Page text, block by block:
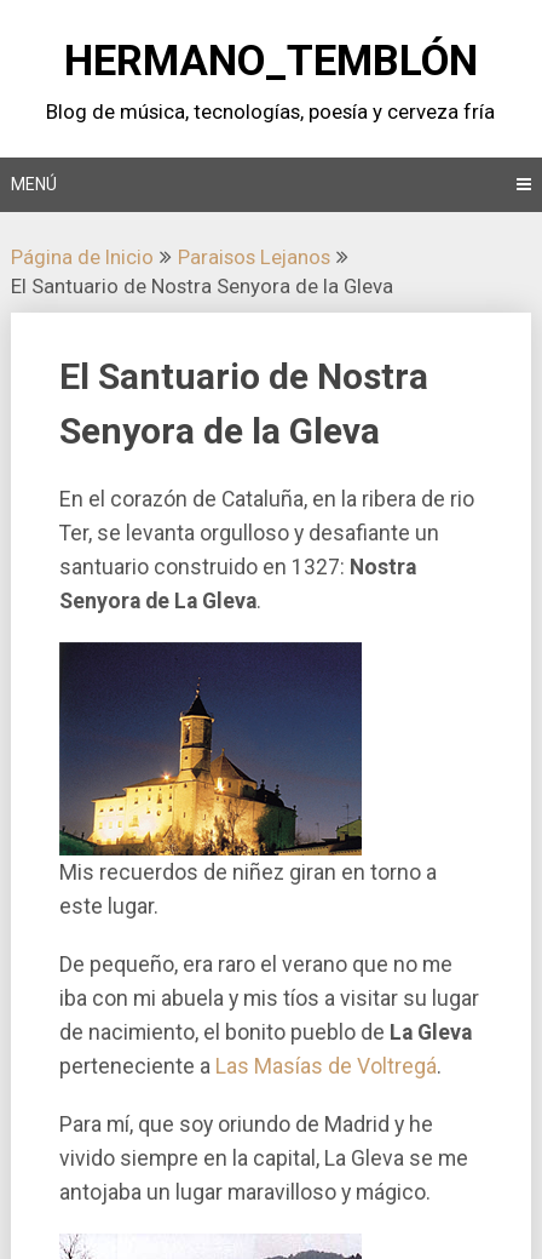
contenidoHERMANO_TEMBLÓN
Blog de música, tecnologí­as, poesí­a y cerveza frí­a
MENÚ
Página de Inicio
Paraisos Lejanos
El Santuario de Nostra Senyora de la Gleva
El Santuario de Nostra
Senyora de la Gleva
En el corazón de Cataluña, en la ribera de rio
Ter, se levanta orgulloso y desafiante un
santuario construido en 1327: Nostra
Senyora de La Gleva.
Mis recuerdos de niñez giran en torno a
este lugar.
De pequeño, era raro el verano que no me
iba con mi abuela y mis tí­os a visitar su lugar
de nacimiento, el bonito pueblo de La Gleva
perteneciente a Las Masías de Voltregá.
Para mí­, que soy oriundo de Madrid y he
vivido siempre en la capital, La Gleva se me
antojaba un lugar maravilloso y mágico.